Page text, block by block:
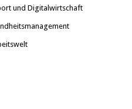
und Digitalwirtschaft